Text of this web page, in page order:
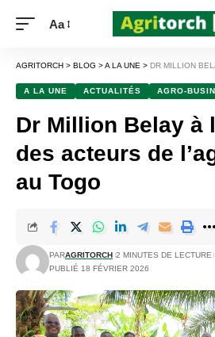
Aa
AGRITORCH > BLOG >A LA UNE > DR MILLION BELAY À LA
A LA UNE ACTUALITÉS AGRO-
Dr Million Belay à
des acteurs de
au Togo
PARAGRITORCH 2 MINUTES DE LECTURE
PUBLIÉ 18 FÉVRIER 2026